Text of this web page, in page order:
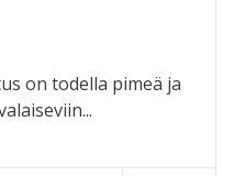
on todella pimeä ja
Puistot ja luonto